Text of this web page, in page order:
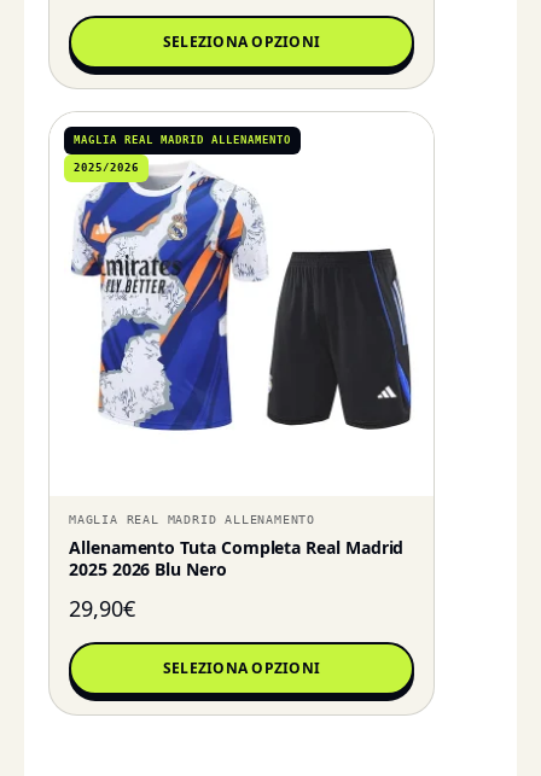
SELEZIONA OPZIONI
MAGLIA REAL MADRID ALLENAMENTO
2025/2026
MAGLIA REAL MADRID ALLENAMENTO
Allenamento Tuta Completa Real Madrid
2025 2026 Blu Nero
29,90€
SELEZIONA OPZIONI